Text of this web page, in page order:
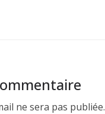
ne sera pas publiée.